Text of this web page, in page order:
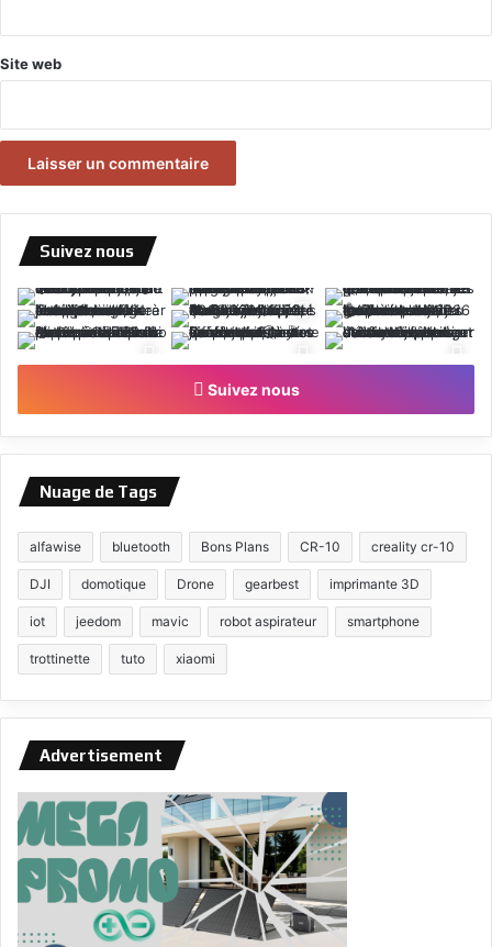
Site web
Suivez nous
Suivez nous
Nuage de Tags
alfawise bluetooth Bons Plans CR-10 creality cr-10
DJI domotique Drone gearbest imprimante 3D
iot jeedom mavic robot aspirateur smartphone
trottinette tuto xiaomi
Advertisement